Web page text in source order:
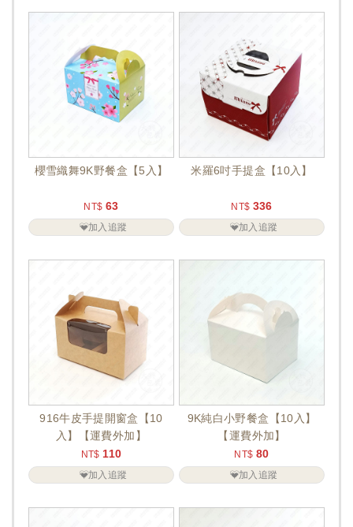
櫻雪織舞9K野餐盒【5入】
NT$ 63
加入追蹤
米羅6吋手提盒【10入】
NT$ 336
加入追蹤
916牛皮手提開窗盒【10
入】【運費外加】
NT$ 110
加入追蹤
9K純白小野餐盒【10入】
【運費外加】
NT$ 80
加入追蹤